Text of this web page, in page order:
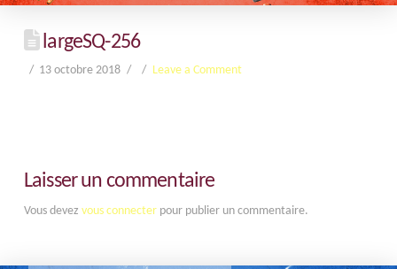
largeSQ-256
13 octobre 2018 Leave a Comment
Laisser un commentaire
Vous devez vous connecterpour publier un commentaire.